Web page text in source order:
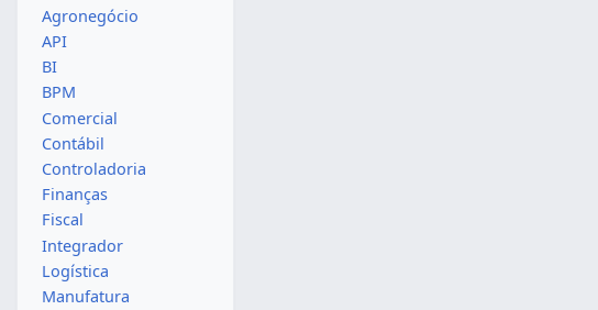
Agronegócio
API
BI
BPM
Comercial
Contábil
Controladoria
Finanças
Fiscal
Integrador
Logística
Manufatura